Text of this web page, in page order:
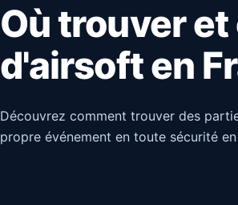
Où trouver
d'airsoft en
Découvrez comment trouver des
propre événement en toute sécurité